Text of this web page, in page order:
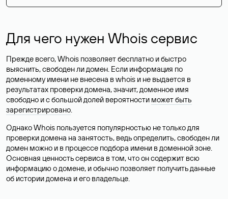
Для чего нужен Whois сервис
Прежде всего, Whois позволяет бесплатно и быстро
выяснить, свободен ли домен. Если информация по
доменному имени не внесена в whois и не выдается в
результатах проверки домена, значит, доменное имя
свободно и с большой долей вероятности может быть
зарегистрировано.
Однако Whois пользуется популярностью не только для
проверки домена на занятость, ведь определить, свободен ли
домен можно и в процессе подбора имени в доменной зоне.
Основная ценность сервиса в том, что он содержит всю
информацию о домене, и обычно позволяет получить данные
об истории домена и его владельце.